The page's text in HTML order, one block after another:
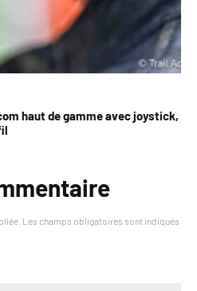
haut de gamme avec joystick,
Les champs obligatoires sont indiqués